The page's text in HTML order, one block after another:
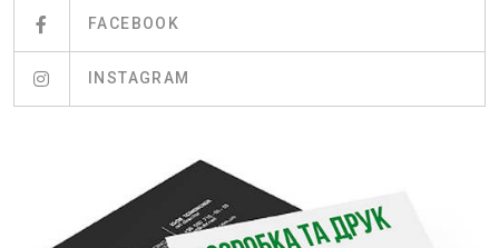
FACEBOOK
INSTAGRAM